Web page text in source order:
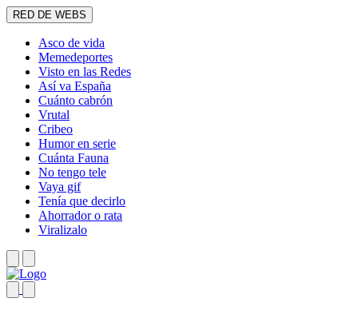
RED DE WEBS
Asco de vida
Memedeportes
Visto en las Redes
Así va España
Cuánto cabrón
Vrutal
Cribeo
Humor en serie
Cuánta Fauna
No tengo tele
Vaya gif
Tenía que decirlo
Ahorrador o rata
Viralizalo